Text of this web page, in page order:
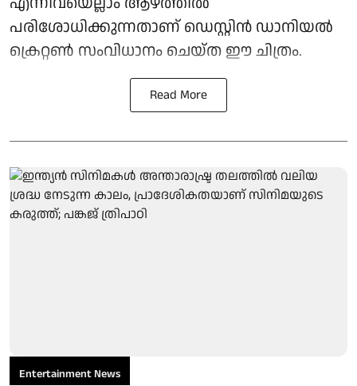
പരിശോധിക്കുന്നതാണ് ഡെസ്റ്റിൻ ഡാനിയൽ
ക്രെറ്റൺ സംവിധാനം ചെയ്ത ഈ ചിത്രം.
Read More
Entertainment News